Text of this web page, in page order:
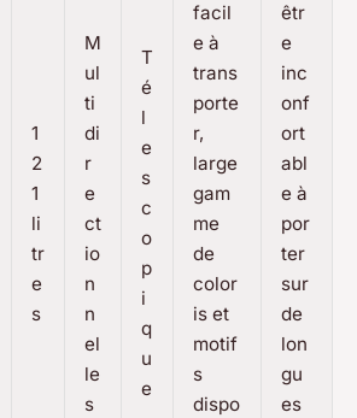
1
2
1
li
tr
e
s
M
ul
ti
di
r
e
ct
io
n
n
el
le
s
T
é
l
e
s
c
o
p
i
q
u
e
facil
e à
trans
porte
r,
large
gam
me
de
color
is et
motif
s
dispo
êtr
e
inc
onf
ort
abl
e à
por
ter
sur
de
lon
gu
es